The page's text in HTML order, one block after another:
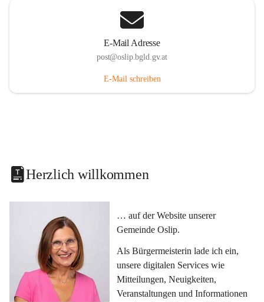
E-Mail Adresse
post@oslip.bgld.gv.at
E-Mail schreiben
Herzlich willkommen
… auf der Website unserer
Gemeinde Oslip.
Als Bürgermeisterin lade ich ein,
unsere digitalen Services wie
Mitteilungen, Neuigkeiten,
Veranstaltungen und Informationen